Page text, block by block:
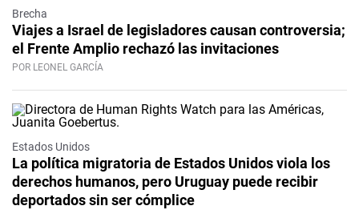
Brecha
Viajes a Israel de legisladores causan controversia;
el Frente Amplio rechazó las invitaciones
POR LEONEL GARCÍA
Estados Unidos
La política migratoria de Estados Unidos viola los
derechos humanos, pero Uruguay puede recibir
deportados sin ser cómplice